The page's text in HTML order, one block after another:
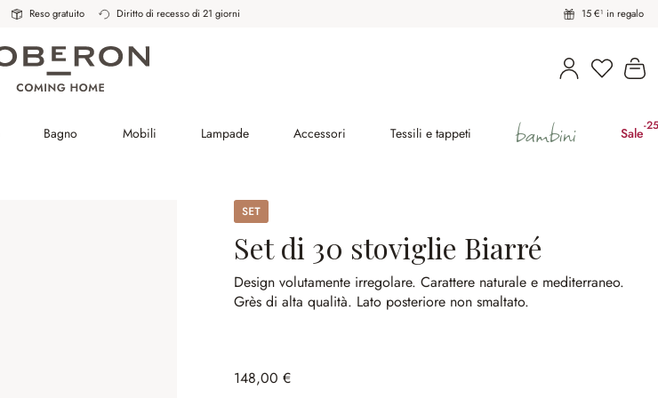
Reso gratuito Diritto di recesso di 21 giorni 15 €¹ in regalo
Il
Bagno Mobili Lampade Accessori Tessili e tappeti bambini Sale-
Set
Set di 30 stoviglie Biarré
Design volutamente irregolare.Carattere naturale e mediterraneo.
Grès di alta qualità. Lato posteriore non smaltato.
148,00 €